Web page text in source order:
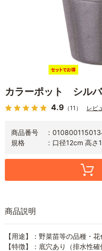
カラーポット シル
4.9 （11） レビ
商品番号
規格
口径12cm 高さ
商品説明
【用途】：野菜苗等の品種・
【特徴】：底穴あり（排水性確